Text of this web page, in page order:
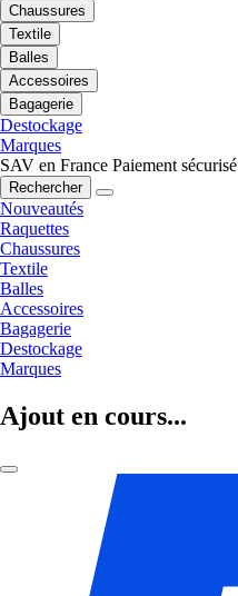
Chaussures
Textile
Balles
Accessoires
Bagagerie
Destockage
Marques
SAV en France Paiement sécurisé
Rechercher
Nouveautés
Raquettes
Chaussures
Textile
Balles
Accessoires
Bagagerie
Destockage
Marques
Ajout en cours...